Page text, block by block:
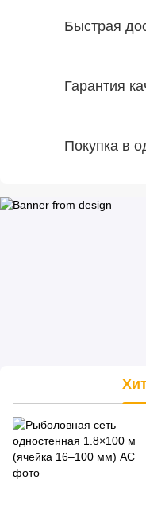
Быстрая
Гарантия
Покупка в